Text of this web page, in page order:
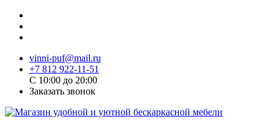
vinni-puf@mail.ru
+7 812 922-11-51
C 10:00 до 20:00
Заказать звонок